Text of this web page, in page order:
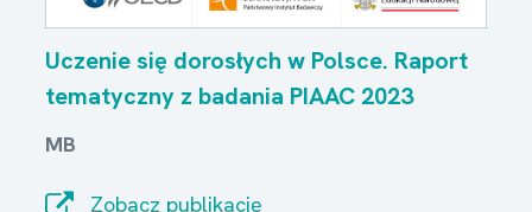
Uczenie się dorosłych w Polsce. Raport
tematyczny z badania PIAAC 2023
MB
Zobacz publikację